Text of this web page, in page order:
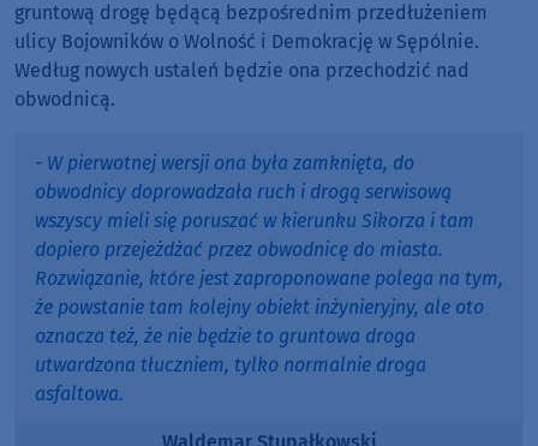
gruntową drogę będącą bezpośrednim przedłużeniem
ulicy Bojowników o Wolność i Demokrację w Sępólnie.
Według nowych ustaleń będzie ona przechodzić nad
obwodnicą.
- W pierwotnej wersji ona była zamknięta, do
obwodnicy doprowadzała ruch i drogą serwisową
wszyscy mieli się poruszać w kierunku Sikorza i tam
dopiero przejeżdżać przez obwodnicę do miasta.
Rozwiązanie, które jest zaproponowane polega na tym,
że powstanie tam kolejny obiekt inżynieryjny, ale oto
oznacza też, że nie będzie to gruntowa droga
utwardzona tłuczniem, tylko normalnie droga
asfaltowa.